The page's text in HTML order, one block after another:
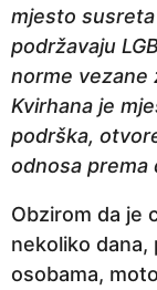
mjesto
podržavaju
norme vezane
Kvirhana je
podrška,
odnosa prema
Obzirom da je
nekoliko dana,
osobama,